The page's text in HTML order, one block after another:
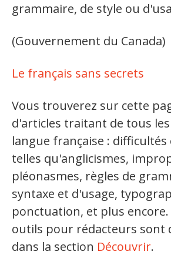
Lois et jurisprudence
Organismes de la langue française
Publications
Francophonie internationale
Expressions et jeux de lettres
Vidéos
Revue de presse
Langue du travail
Francisation de l'Administration
grammaire, de style ou
(Gouvernement du Canada)
Le français sans secrets
Vous trouverez sur cette
d'articles traitant de tous les
langue française :
telles qu'anglicismes,
pléonasmes, règles de
syntaxe et d'usage,
ponctuation, et plus
outils pour rédacteurs sont
dans la section Découvrir.